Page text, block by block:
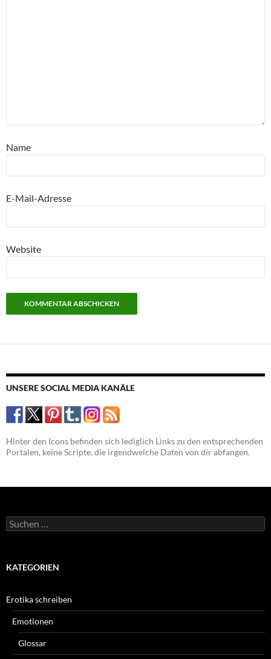
Name
E-Mail-Adresse
Website
UNSERE SOCIAL MEDIA KANÄLE
Hinter den Icons befinden sich lediglich Links zu den entsprechenden
Portalen, keine Scripte, die irgendwelche Daten von dir abfangen.
Suchen
nach:
KATEGORIEN
Erotika schreiben
Emotionen
Glossar